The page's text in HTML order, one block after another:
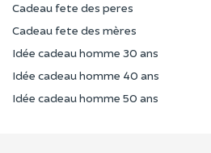
Cadeau fete des peres
Cadeau fete des mères
Idée cadeau homme 30 ans
Idée cadeau homme 40 ans
Idée cadeau homme 50 ans